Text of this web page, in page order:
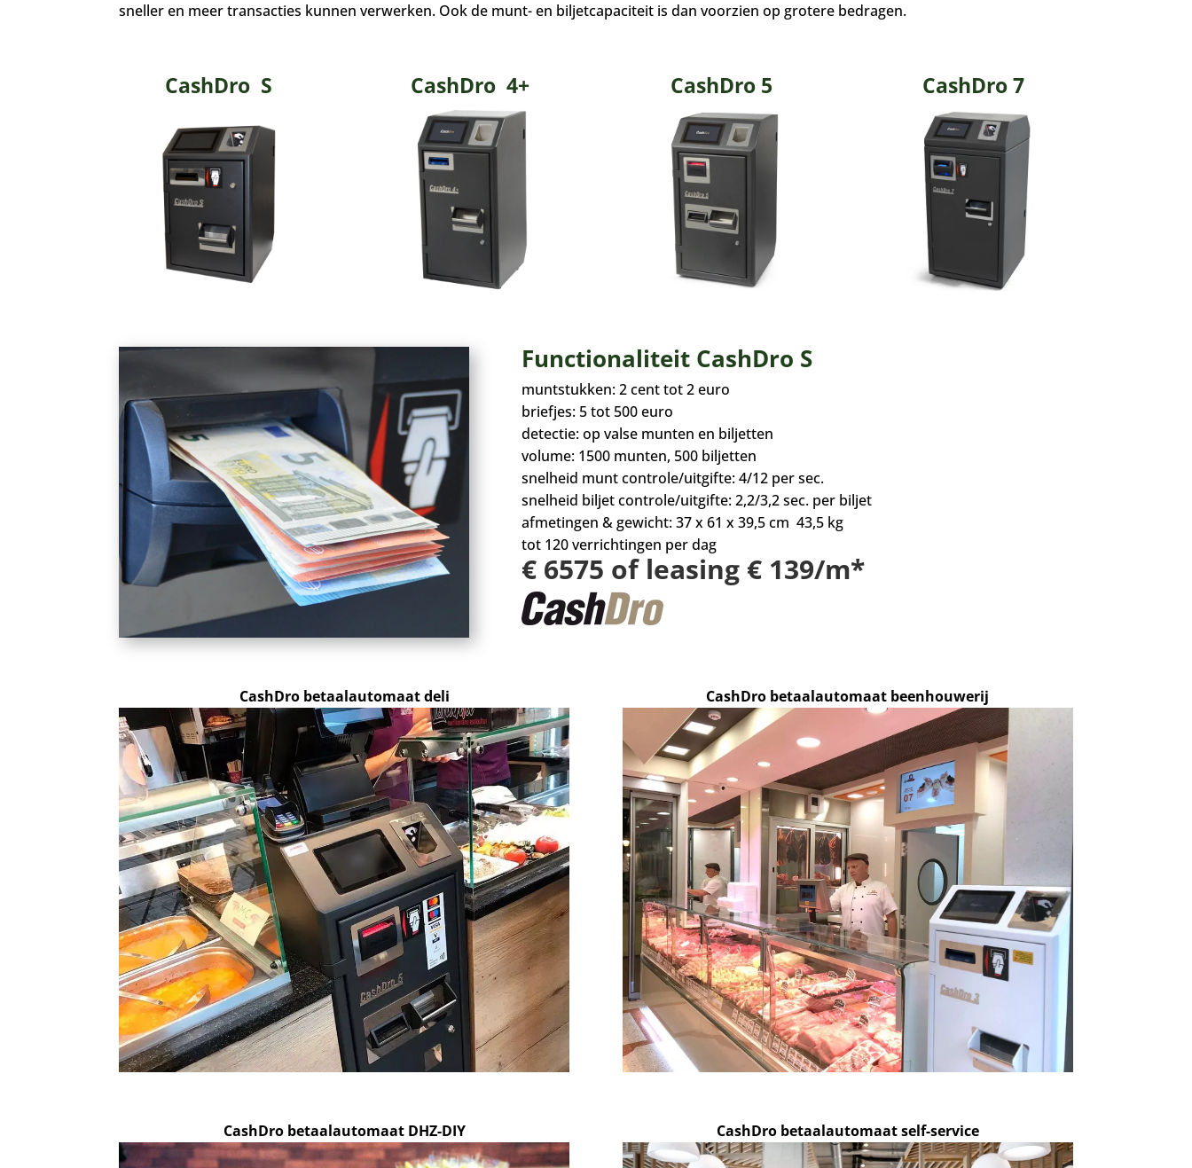
sneller en meer transacties kunnen verwerken. Ook de munt- en biljetcapaciteit is dan voorzien op grotere bedragen.
CashDro S CashDro 4+ CashDro 5 CashDro 7
Functionaliteit CashDro S
muntstukken: 2 cent tot 2 euro
briefjes: 5 tot 500 euro
detectie: op valse munten en biljetten
volume: 1500 munten, 500 biljetten
snelheid munt controle/uitgifte: 4/12 per sec.
snelheid biljet controle/uitgifte: 2,2/3,2 sec. per biljet
afmetingen & gewicht: 37 x 61 x 39,5 cm 43,5 kg
tot 120 verrichtingen per dag
€ 6575 of leasing € 139/m*
CashDro betaalautomaat deli CashDro betaalautomaat beenhouwerij
CashDro betaalautomaat DHZ-DIY CashDro betaalautomaat self-service